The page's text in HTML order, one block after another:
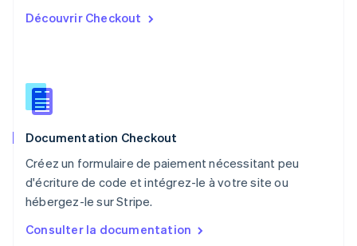
Découvrir Checkout
Documentation Checkout
Créez un formulaire de paiement nécessitant peu
d'écriture de code et intégrez-le à votre site ou
hébergez-le sur Stripe.
Consulter la documentation
Portugal
République tchèque
English
English
Royaume-Uni
Singapour
English简体中文
English